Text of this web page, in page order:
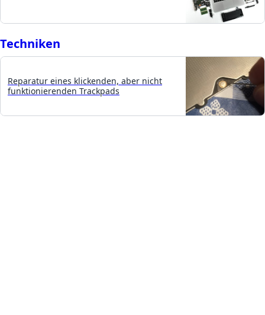
Techniken
Reparatur eines klickenden, aber nicht
funktionierenden Trackpads